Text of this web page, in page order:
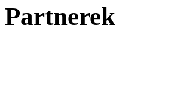
Partnerek